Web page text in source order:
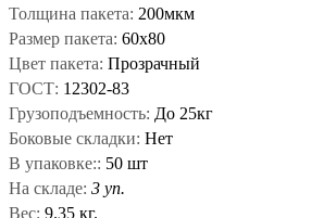
Толщина пакета: 200мкм
Размер пакета: 60x80
Цвет пакета: Прозрачный
ГОСТ: 12302-83
Грузоподъемность: До 25кг
Боковые складки: Нет
В упаковке:: 50 шт
На складе: 3 уп.
Вес: 9.35 кг.